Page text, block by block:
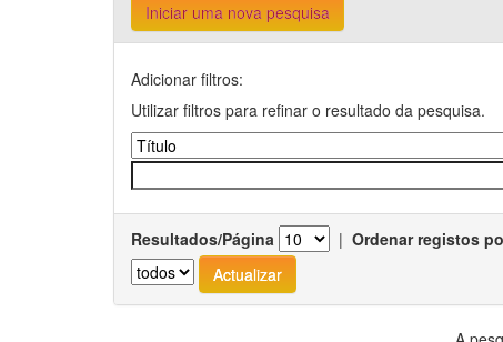
Iniciar uma nova pesquisa
Adicionar filtros:
Utilizar filtros para refinar o resultado da pesquisa.
Resultados/Página | Ordenar registos